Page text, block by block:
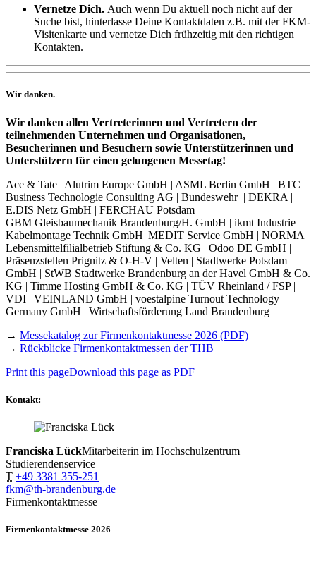
Vernetze Dich. Auch wenn Du aktuell noch nicht auf der
Suche bist, hinterlasse Deine Kontaktdaten z.B. mit der FKM-
Visitenkarte und vernetze Dich frühzeitig mit den richtigen
Kontakten.
Wir danken.
Wir danken allen Vertreterinnen und Vertretern der
teilnehmenden Unternehmen und Organisationen,
Besucherinnen und Besuchern sowie Unterstützerinnen und
Unterstützern für einen gelungenen Messetag!
Ace & Tate | Alutrim Europe GmbH | ASML Berlin GmbH | BTC
Business Technologie Consulting AG | Bundeswehr | DEKRA |
E.DIS Netz GmbH | FERCHAU Potsdam
GBM Gleisbaumechanik Brandenburg/H. GmbH | ikmt Industrie
Kabelmontage Technik GmbH |MEDIT Service GmbH | NORMA
Lebensmittelfilialbetrieb Stiftung & Co. KG | Odoo DE GmbH |
Präsenzstellen Prignitz & O-H-V | Velten | Stadtwerke Potsdam
GmbH | StWB Stadtwerke Brandenburg an der Havel GmbH & Co.
KG | Timme Hosting GmbH & Co. KG | TÜV Rheinland / FSP |
VDI | VEINLAND GmbH | voestalpine Turnout Technology
Germany GmbH | Wirtschaftsförderung Land Brandenburg
→ Messekatalog zur Firmenkontaktmesse 2026 (PDF)
→ Rückblicke Firmenkontaktmessen der THB
Print this pageDownload this page as PDF
Kontakt:
Franciska LückMitarbeiterin im Hochschulzentrum
Studierendenservice
T +49 3381 355-251
fkm@th-brandenburg.de
Firmenkontaktmesse
Firmenkontaktmesse 2026